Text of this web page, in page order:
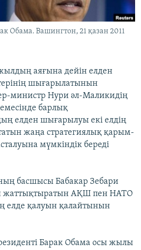
Обама. Вашингтон, 21 қазан 2011
аяғына дейін елден
шығарылатынын
министр Нури әл-Маликидің
барлық
елден шығарылуы екі елдің
жаңа стратегиялық қарым-
мүмкіндік береді
басшысы Бабакар Зебари
жаттықтыратын АҚШ пен НАТО
елде қалуын қалайтынын
Барак Обама осы жылы